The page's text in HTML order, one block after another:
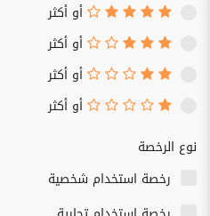
أو أكثر
أو أكثر
أو أكثر
أو أكثر
نوع الرخصة
رخصة استخدام شخصية